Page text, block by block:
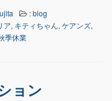
:blog
ア, キティちゃん, ケアンズ,
季休業
ョン